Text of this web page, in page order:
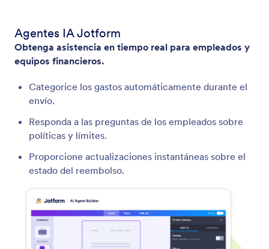
Agentes IA Jotform
Obtenga asistencia en tiempo real para empleados y
equipos financieros.
Categorice los gastos automáticamente durante el
envío.
Responda a las preguntas de los empleados sobre
políticas y límites.
Proporcione actualizaciones instantáneas sobre el
estado del reembolso.